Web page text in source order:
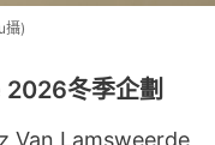
攝)
冬季企劃